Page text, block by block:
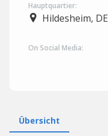
Hauptquartier:
Hildesheim, DE
On Social Media:
Übersicht